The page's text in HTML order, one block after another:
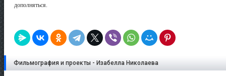
дополняться.
Фильмография и проекты - Изабелла Николаева